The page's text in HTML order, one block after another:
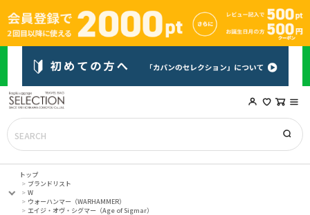
トップ
ブランドリスト
W
ウォーハンマー（WARHAMMER）
エイジ・オヴ・シグマー（Age of Sigmar）